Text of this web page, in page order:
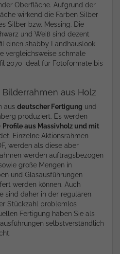
Oberfläche. Aufgrund der
wirkend die Farben Silber
Silber bzw. Messing. Die
und Weiß sind dezent
einen shabby Landhauslook
vergleichsweise schmale
2070 ideal für Fotoformate bis
aus Holz
aus deutscher Fertigung und
produziert. Es werden
Profile aus Massivholz und mit
Einzelne Aktionsrahmen
werden als diese aber
werden auftragsbezogen
große Mengen in
und Glasausführungen
werden können. Auch
sind daher in der regulären
Stückzahl problemlos
Fertigung haben Sie als
selbstverständlich